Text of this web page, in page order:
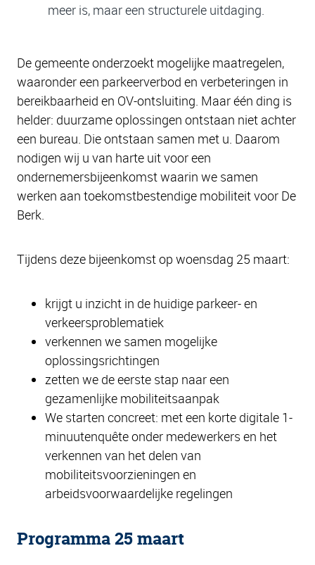
meer is, maar een structurele uitdaging.
De gemeente onderzoekt mogelijke maatregelen,
waaronder een parkeerverbod en verbeteringen in
bereikbaarheid en OV-ontsluiting. Maar één ding is
helder: duurzame oplossingen ontstaan niet achter
een bureau. Die ontstaan samen met u. Daarom
nodigen wij u van harte uit voor een
ondernemersbijeenkomst waarin we samen
werken aan toekomstbestendige mobiliteit voor De
Berk.
Tijdens deze bijeenkomst op woensdag 25 maart:
krijgt u inzicht in de huidige parkeer- en
verkeersproblematiek
verkennen we samen mogelijke
oplossingsrichtingen
zetten we de eerste stap naar een
gezamenlijke mobiliteitsaanpak
We starten concreet: met een korte digitale 1-
minuutenquête onder medewerkers en het
verkennen van het delen van
mobiliteitsvoorzieningen en
arbeidsvoorwaardelijke regelingen
Programma 25 maart